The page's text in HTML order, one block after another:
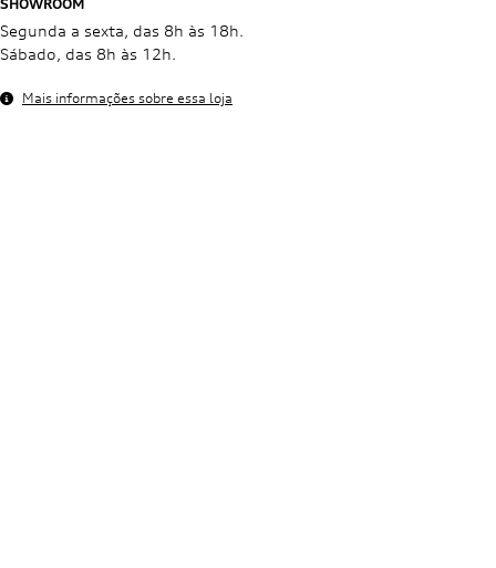
SHOWROOM
Segunda a sexta, das 8h às 18h.
Sábado, das 8h às 12h.
Mais informações sobre essa loja